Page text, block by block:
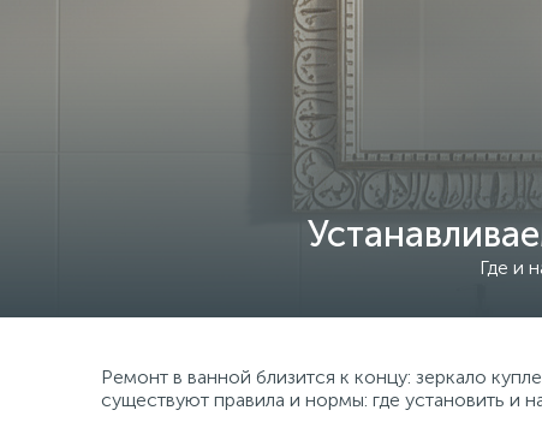
Где и
Ремонт в ванной близится к концу: зеркало
существуют правила и нормы: где установить и